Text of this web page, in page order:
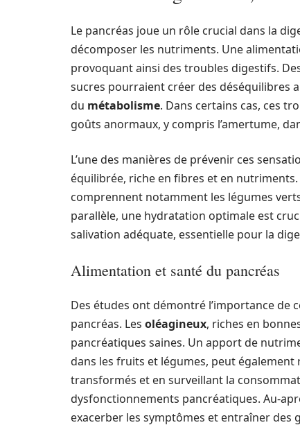
Le pancréas joue un rôle crucial dans la
décomposer les nutriments. Une
provoquant ainsi des troubles digestifs.
sucres pourraient créer des déséquilibres
du métabolisme. Dans certains cas, ces
goûts anormaux, y compris l’amertume,
L’une des manières de prévenir ces
équilibrée, riche en fibres et en
comprennent notamment les légumes
parallèle, une hydratation optimale est
salivation adéquate, essentielle pour la
Alimentation et santé du pancréas
Des études ont démontré l’importance de
pancréas. Les oléagineux, riches en
pancréatiques saines. Un apport de
dans les fruits et légumes, peut
transformés et en surveillant la
dysfonctionnements pancréatiques. Au-
exacerber les symptômes et entraîner des